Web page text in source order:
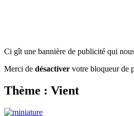
Ci gît une bannière de publicité qui
Merci de désactiver votre bloqueur de
Thème : Vient